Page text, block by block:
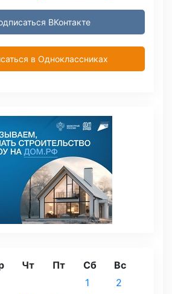
ВКонтакте
в Одноклассниках
Чт Пт Сб Вс
1
2